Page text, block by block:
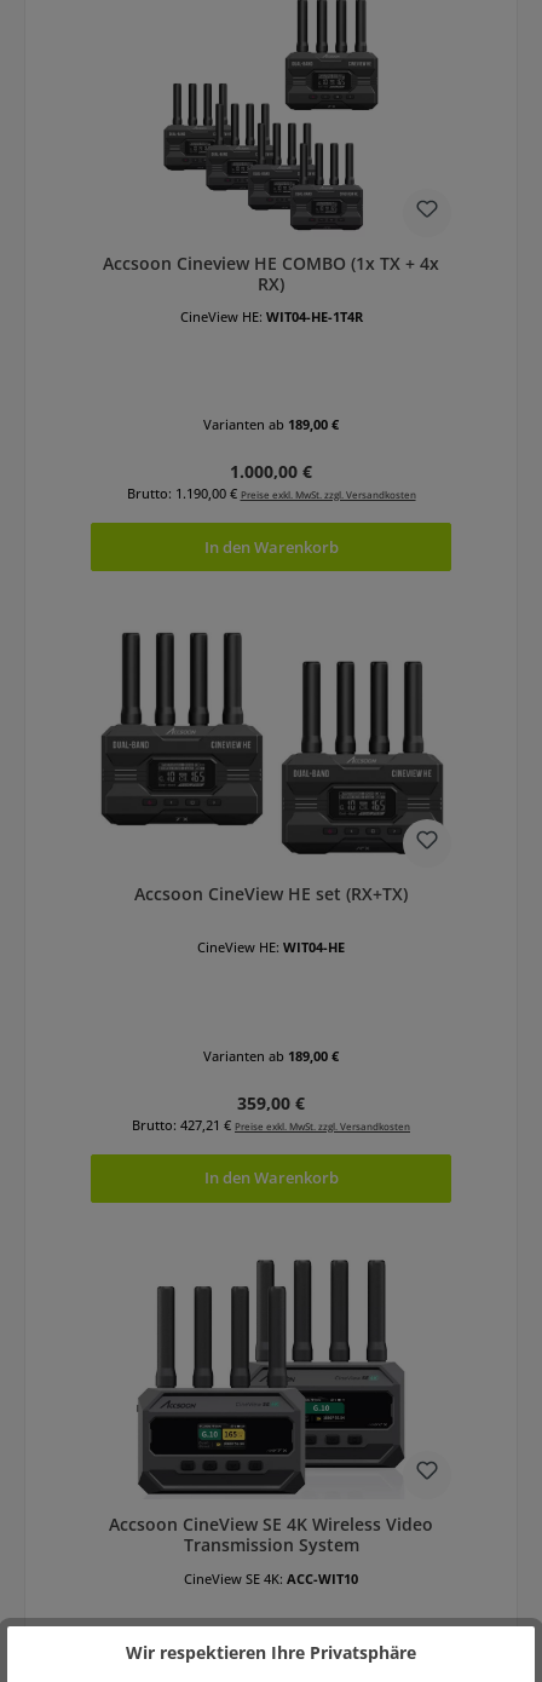
Accsoon Cineview HE COMBO (1x TX + 4x
RX)
CineView HE: WIT04-HE-1T4R
Varianten ab 189,00 €
Regulärer Preis:
1.000,00 €
Brutto: 1.190,00 € Preise exkl. MwSt. zzgl. Versandkosten
In den Warenkorb
Accsoon CineView HE set (RX+TX)
CineView HE: WIT04-HE
Varianten ab 189,00 €
Regulärer Preis:
359,00 €
Brutto: 427,21 € Preise exkl. MwSt. zzgl. Versandkosten
In den Warenkorb
Accsoon CineView SE 4K Wireless Video
Transmission System
CineView SE 4K: ACC-WIT10
Wir respektieren Ihre Privatsphäre